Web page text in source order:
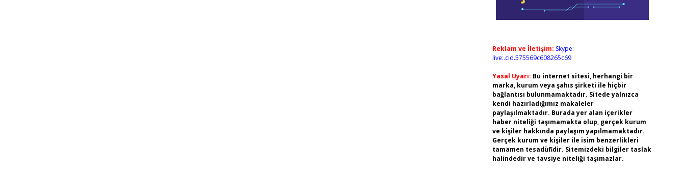
Reklam ve İletişim: Skype:
live:.cid.575569c608265c69
Yasal Uyarı: Bu internet sitesi, herhangi bir
marka, kurum veya şahıs şirketi ile hiçbir
bağlantısı bulunmamaktadır. Sitede yalnızca
kendi hazırladığımız makaleler
paylaşılmaktadır. Burada yer alan içerikler
haber niteliği taşımamakta olup, gerçek kurum
ve kişiler hakkında paylaşım yapılmamaktadır.
Gerçek kurum ve kişiler ile isim benzerlikleri
tamamen tesadüfidir. Sitemizdeki bilgiler taslak
halindedir ve tavsiye niteliği taşımazlar.